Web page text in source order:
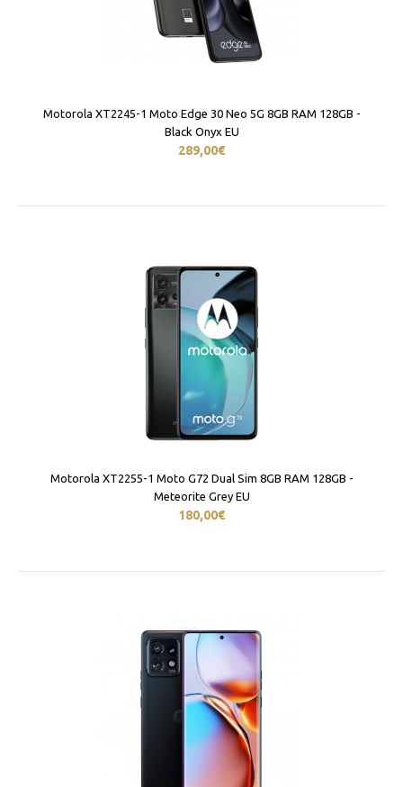
Motorola XT2245-1 Moto Edge 30 Neo 5G 8GB RAM 128GB -
Black Onyx EU
289,00€
Motorola XT2255-1 Moto G72 Dual Sim 8GB RAM 128GB -
Meteorite Grey EU
180,00€